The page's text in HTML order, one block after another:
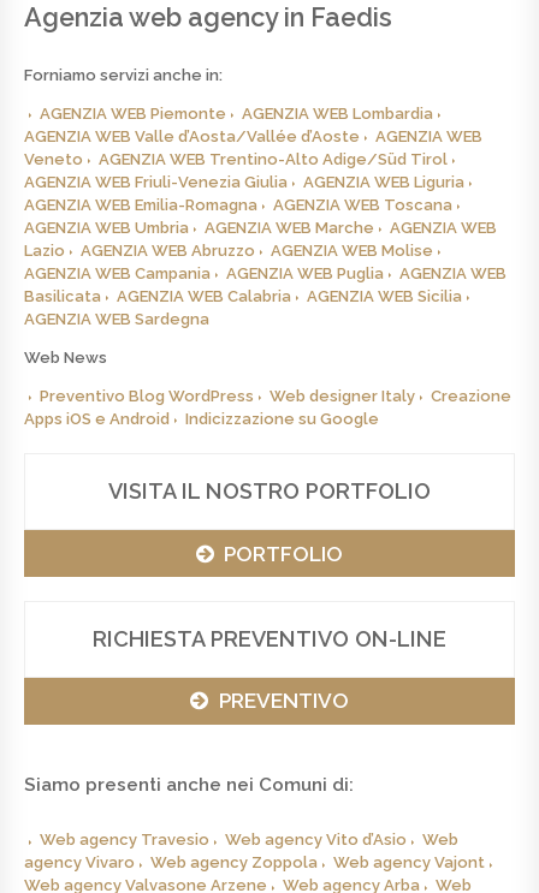
Agenzia web agency in Faedis
Forniamo servizi anche in:
AGENZIA WEB Piemonte
AGENZIA WEB Lombardia
AGENZIA WEB Valle d’Aosta/Vallée d’Aoste
AGENZIA WEB
Veneto
AGENZIA WEB Trentino-Alto Adige/Süd Tirol
AGENZIA WEB Friuli-Venezia Giulia
AGENZIA WEB Liguria
AGENZIA WEB Emilia-Romagna
AGENZIA WEB Toscana
AGENZIA WEB Umbria
AGENZIA WEB Marche
AGENZIA WEB
Lazio
AGENZIA WEB Abruzzo
AGENZIA WEB Molise
AGENZIA WEB Campania
AGENZIA WEB Puglia
AGENZIA WEB
Basilicata
AGENZIA WEB Calabria
AGENZIA WEB Sicilia
AGENZIA WEB Sardegna
Web News
Preventivo Blog WordPress Web designer Italy
Creazione
Apps iOS e Android
Indicizzazione su Google
VISITA IL NOSTRO PORTFOLIO
PORTFOLIO
RICHIESTA PREVENTIVO ON-LINE
PREVENTIVO
Siamo presenti anche nei Comuni di:
Web agency Travesio Web agency Vito d’Asio
Web
agency Vivaro
Web agency Zoppola
Web agency Vajont
Web agency Valvasone Arzene
Web agency Arba Web